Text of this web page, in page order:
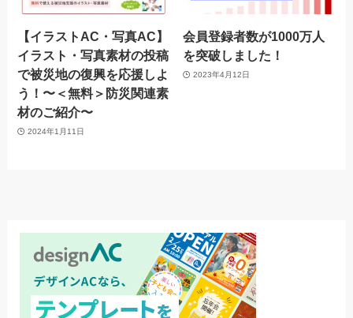
【イラストAC・写真AC】
イラスト・写真素材の投稿
で被災地の復興を応援しよ
う！〜＜無料＞防災関連素
材のご紹介〜
2024年1月11日
会員登録者数が1000万人
を突破しました！
2023年4月12日